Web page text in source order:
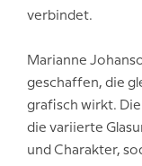
verbindet.
Marianne
geschaffen, die
grafisch wirkt.
die variierte
und Charakter,